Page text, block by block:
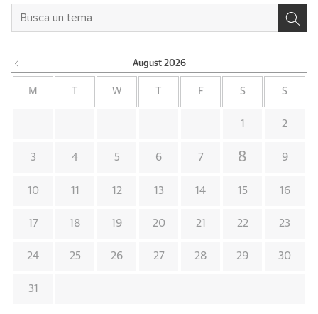
August 2026
M W F S S
1 2
3 4 5 6 7 8 9
10 11 12 13 14 15 16
17 18 19 20 21 22 23
24 25 26 27 28 29 30
31